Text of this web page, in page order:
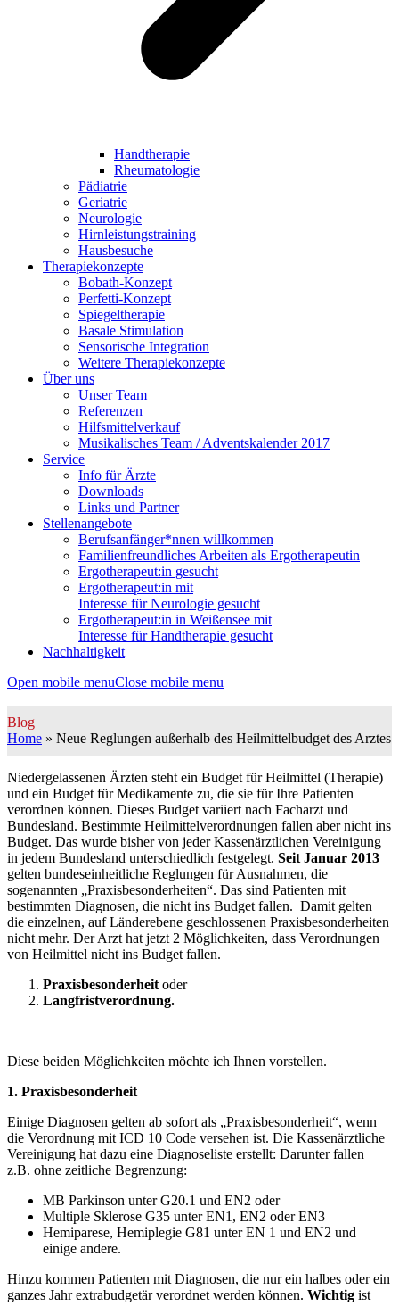
Handtherapie
Rheumatologie
Pädiatrie
Geriatrie
Neurologie
Hirnleistungstraining
Hausbesuche
Therapiekonzepte
Bobath-Konzept
Perfetti-Konzept
Spiegeltherapie
Basale Stimulation
Sensorische Integration
Weitere Therapiekonzepte
Über uns
Unser Team
Referenzen
Hilfsmittelverkauf
Musikalisches Team / Adventskalender 2017
Service
Info für Ärzte
Downloads
Links und Partner
Stellenangebote
Berufsanfänger*nnen willkommen
Familienfreundliches Arbeiten als Ergotherapeutin
Ergotherapeut:in gesucht
Ergotherapeut:in mit
Interesse für Neurologie gesucht
Ergotherapeut:in in Weißensee mit
Interesse für Handtherapie gesucht
Nachhaltigkeit
Open mobile menuClose mobile menu
Blog
Home » Neue Reglungen außerhalb des Heilmittelbudget des Arztes
Niedergelassenen Ärzten steht ein Budget für Heilmittel (Therapie)
und ein Budget für Medikamente zu, die sie für Ihre Patienten
verordnen können. Dieses Budget variiert nach Facharzt und
Bundesland. Bestimmte Heilmittelverordnungen fallen aber nicht ins
Budget. Das wurde bisher von jeder Kassenärztlichen Vereinigung
in jedem Bundesland unterschiedlich festgelegt. Seit Januar 2013
gelten bundeseinheitliche Reglungen für Ausnahmen, die
sogenannten „Praxisbesonderheiten“. Das sind Patienten mit
bestimmten Diagnosen, die nicht ins Budget fallen. Damit gelten
die einzelnen, auf Länderebene geschlossenen Praxisbesonderheiten
nicht mehr. Der Arzt hat jetzt 2 Möglichkeiten, dass Verordnungen
von Heilmittel nicht ins Budget fallen.
Praxisbesonderheit oder
Langfristverordnung.
Diese beiden Möglichkeiten möchte ich Ihnen vorstellen.
1. Praxisbesonderheit
Einige Diagnosen gelten ab sofort als „Praxisbesonderheit“, wenn
die Verordnung mit ICD 10 Code versehen ist. Die Kassenärztliche
Vereinigung hat dazu eine Diagnoseliste erstellt: Darunter fallen
z.B. ohne zeitliche Begrenzung:
MB Parkinson unter G20.1 und EN2 oder
Multiple Sklerose G35 unter EN1, EN2 oder EN3
Hemiparese, Hemiplegie G81 unter EN 1 und EN2 und
einige andere.
Hinzu kommen Patienten mit Diagnosen, die nur ein halbes oder ein
ganzes Jahr extrabudgetär verordnet werden können. Wichtig ist